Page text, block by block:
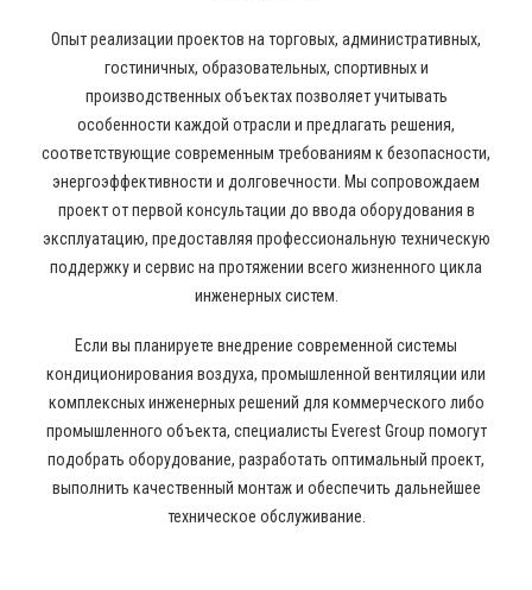
Опыт реализации проектов на торговых, административных,
гостиничных, образовательных, спортивных и
производственных объектах позволяет учитывать
особенности каждой отрасли и предлагать решения,
соответствующие современным требованиям к безопасности,
энергоэффективности и долговечности. Мы сопровождаем
проект от первой консультации до ввода оборудования в
эксплуатацию, предоставляя профессиональную техническую
поддержку и сервис на протяжении всего жизненного цикла
инженерных систем.
Если вы планируете внедрение современной системы
кондиционирования воздуха, промышленной вентиляции или
комплексных инженерных решений для коммерческого либо
промышленного объекта, специалисты Everest Group помогут
подобрать оборудование, разработать оптимальный проект,
выполнить качественный монтаж и обеспечить дальнейшее
техническое обслуживание.